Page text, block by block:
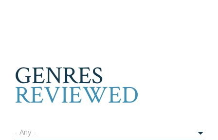
GENRES
REVIEWED
- Any -